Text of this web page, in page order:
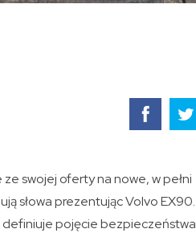
swojej oferty na nowe, w pełni
słowa prezentując Volvo EX90.
definiuje pojęcie bezpieczeństwa